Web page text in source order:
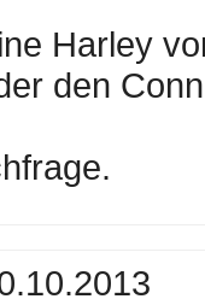
Harley
den